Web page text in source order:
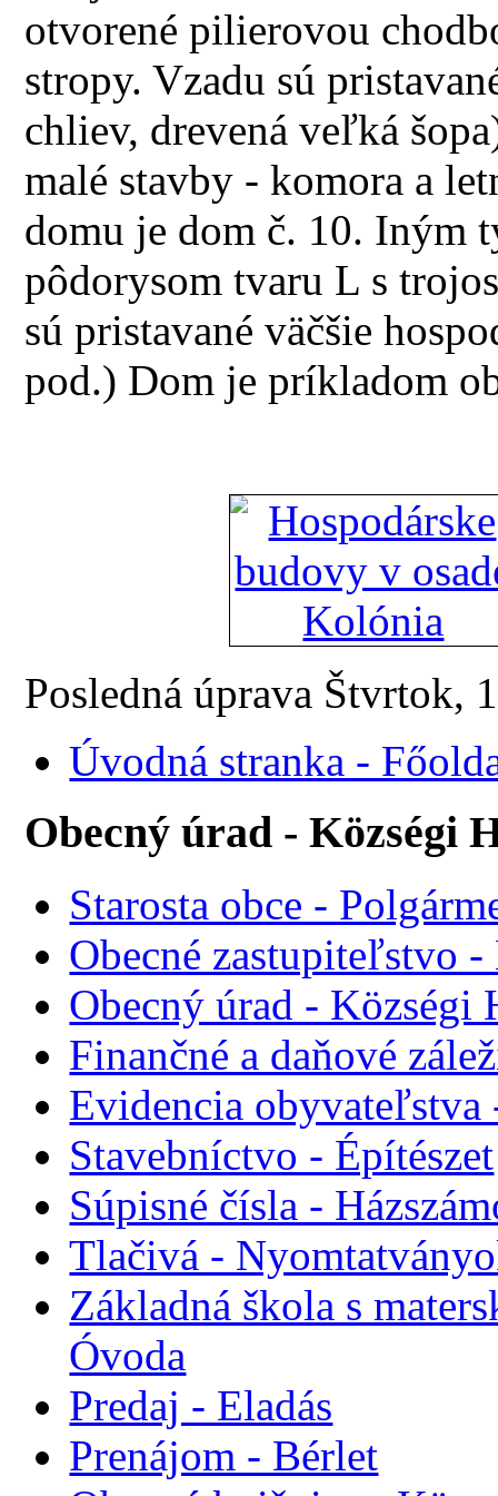
otvorené pilierovou
stropy. Vzadu sú
chliev, drevená veľká
malé stavby - komora a
domu je dom č. 10. Iným
pôdorysom tvaru L s
sú pristavané väčšie
pod.) Dom je príkladom
Posledná úprava Štvrtok,
Úvodná stranka -
Obecný úrad - Községi
Starosta obce -
Obecné zastupiteľstvo
Obecný úrad - Községi
Finančné a daňové
Evidencia obyvateľstva
Stavebníctvo - Építészet
Súpisné čísla -
Tlačivá -
Základná škola s
Óvoda
Predaj - Eladás
Prenájom - Bérlet